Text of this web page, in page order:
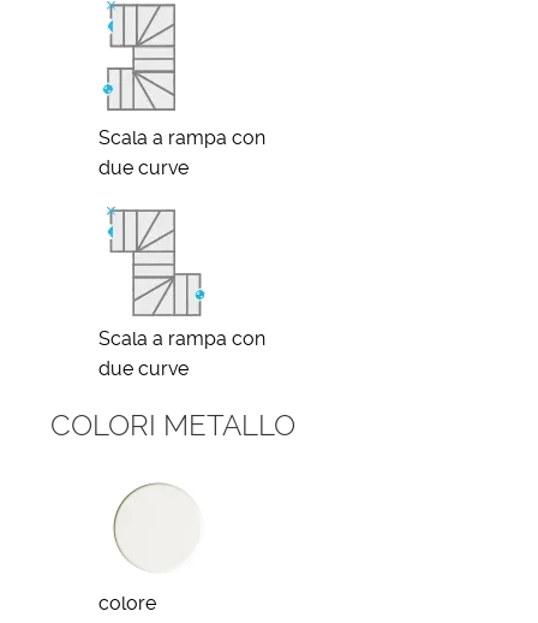
Scala a rampa con
due curve
Scala a rampa con
due curve
COLORI METALLO
colore